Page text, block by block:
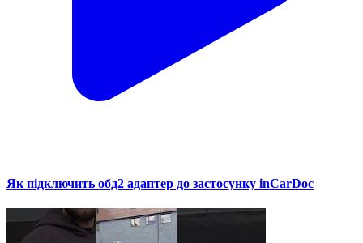
Як підключить обд2 адаптер до застосунку inCarDoc